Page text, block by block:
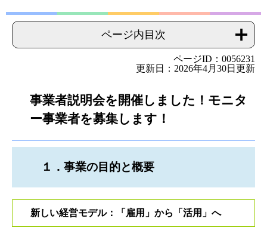
ページ内目次
ページID：0056231
更新日：2026年4月30日更新
事業者説明会を開催しました！モニタ
ー事業者を募集します！
１．事業の目的と概要
新しい経営モデル：「雇用」から「活用」へ